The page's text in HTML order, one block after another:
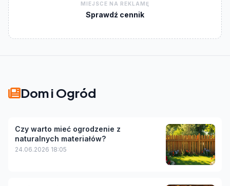
MIEJSCE NA REKLAMĘ
Sprawdź cennik
Dom i Ogród
Czy warto mieć ogrodzenie z
naturalnych materiałów?
24.06.2026 18:05